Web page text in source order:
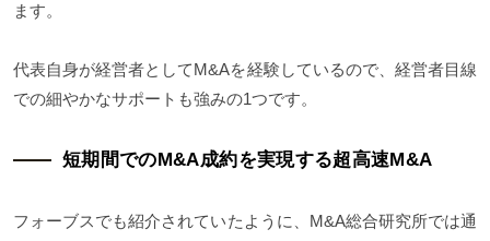
ます。
代表自身が経営者としてM&Aを経験しているので、経営者目線
での細やかなサポートも強みの1つです。
短期間でのM&A成約を実現する超高速M&A
フォーブスでも紹介されていたように、M&A総合研究所では通